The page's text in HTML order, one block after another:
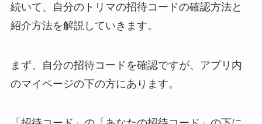
続いて、自分のトリマの招待コードの確認方法と
紹介方法を解説していきます。
まず、自分の招待コードを確認ですが、アプリ内
のマイページの下の方にあります。